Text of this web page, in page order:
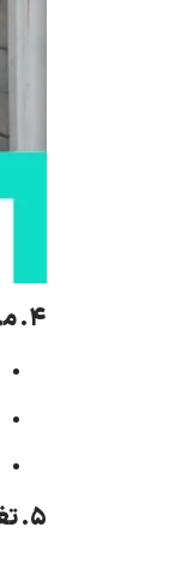
۴. مراقبت از پوست بیماران بستری
۵. تغذیه و هیدراتاسیون